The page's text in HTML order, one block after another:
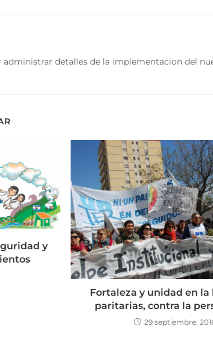
administrar detalles de la implementacion del
y
Fortaleza y unidad en la
paritarias, contra la
29 septiembre,